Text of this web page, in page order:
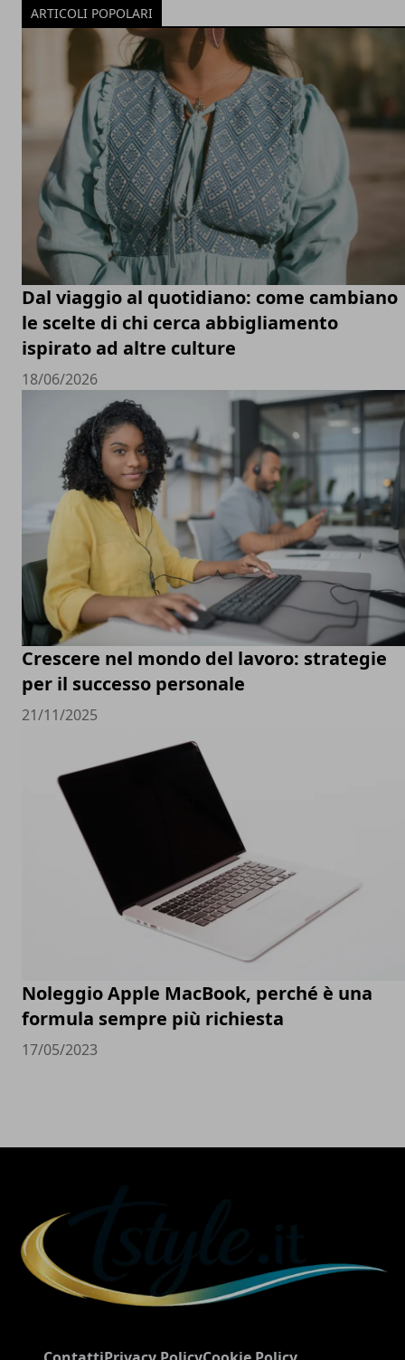
ARTICOLI POPOLARI
Dal viaggio al quotidiano: come cambiano
le scelte di chi cerca abbigliamento
ispirato ad altre culture
18/06/2026
Crescere nel mondo del lavoro: strategie
per il successo personale
21/11/2025
Noleggio Apple MacBook, perché è una
formula sempre più richiesta
17/05/2023